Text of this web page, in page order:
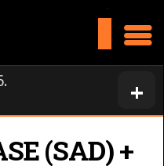
+
(SAD) +